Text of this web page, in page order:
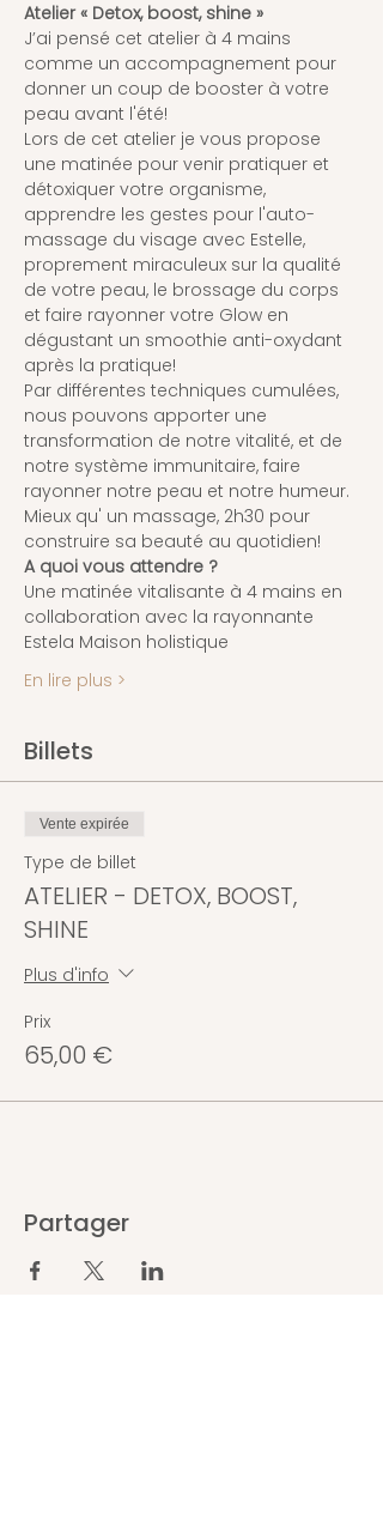
Atelier « Detox, boost, shine »
J’ai pensé cet atelier à 4 mains
comme un accompagnement pour
donner un coup de booster à votre
peau avant l'été!
Lors de cet atelier je vous propose
une matinée pour venir pratiquer et
détoxiquer votre organisme,
apprendre les gestes pour l'auto-
massage du visage avec Estelle,
proprement miraculeux sur la qualité
de votre peau, le brossage du corps
et faire rayonner votre Glow en
dégustant un smoothie anti-oxydant
après la pratique!
Par différentes techniques cumulées,
nous pouvons apporter une
transformation de notre vitalité, et de
notre système immunitaire, faire
rayonner notre peau et notre humeur.
Mieux qu' un massage, 2h30 pour
construire sa beauté au quotidien!
A quoi vous attendre ?
Une matinée vitalisante à 4 mains en
collaboration avec la rayonnante
Estela Maison holistique
En lire plus >
Billets
Vente expirée
Type de billet
ATELIER - DETOX, BOOST,
SHINE
Plus d'info
Prix
65,00 €
Partager